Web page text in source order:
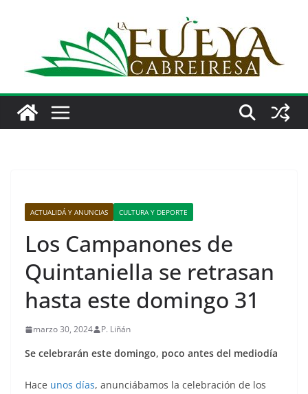
ACTUALIDÁ Y ANUNCIAS CULTURA Y DEPORTE
Los Campanones de
Quintaniella se retrasan
hasta este domingo 31
marzo 30, 2024 P. Liñán
Se celebrarán este domingo, poco antes del mediodía
Hace unos días, anunciábamos la celebración de los